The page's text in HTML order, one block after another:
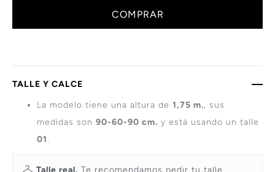
COMPRAR
TALLE Y CALCE
La modelo tiene una altura de 1,75 m., sus
medidas son 90-60-90 cm. y está usando un talle
01.